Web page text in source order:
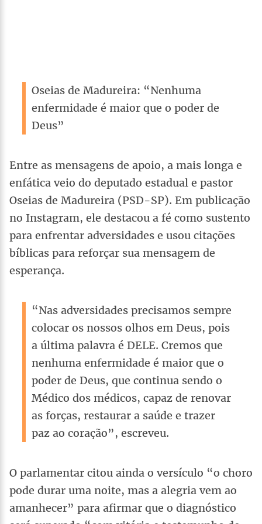
Oseias de Madureira: “Nenhuma
enfermidade é maior que o poder de
Deus”
Entre as mensagens de apoio, a mais longa e
enfática veio do deputado estadual e pastor
Oseias de Madureira (PSD-SP). Em publicação
no Instagram, ele destacou a fé como sustento
para enfrentar adversidades e usou citações
bíblicas para reforçar sua mensagem de
esperança.
“Nas adversidades precisamos sempre
colocar os nossos olhos em Deus, pois
a última palavra é DELE. Cremos que
nenhuma enfermidade é maior que o
poder de Deus, que continua sendo o
Médico dos médicos, capaz de renovar
as forças, restaurar a saúde e trazer
paz ao coração”, escreveu.
O parlamentar citou ainda o versículo “o choro
pode durar uma noite, mas a alegria vem ao
amanhecer” para afirmar que o diagnóstico